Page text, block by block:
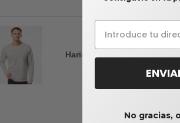
Harina de avena
No gracias,